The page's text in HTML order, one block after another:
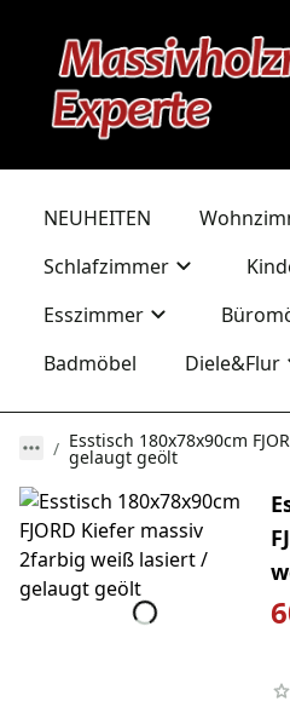
NEUHEITEN
Schlafzimmer
Esszimmer
Badmöbel
Diele&Flur
Esstisch 180x78x90cm
gelaugt geölt